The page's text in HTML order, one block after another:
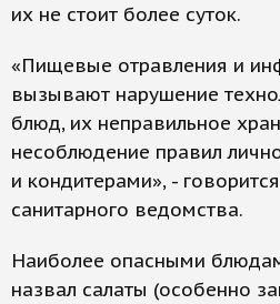
их не стоит более суток.
«Пищевые отравления и
вызывают нарушение
блюд, их неправильное
несоблюдение правил
и кондитерами», -
санитарного ведомства.
Наиболее опасными
назвал салаты (особенно